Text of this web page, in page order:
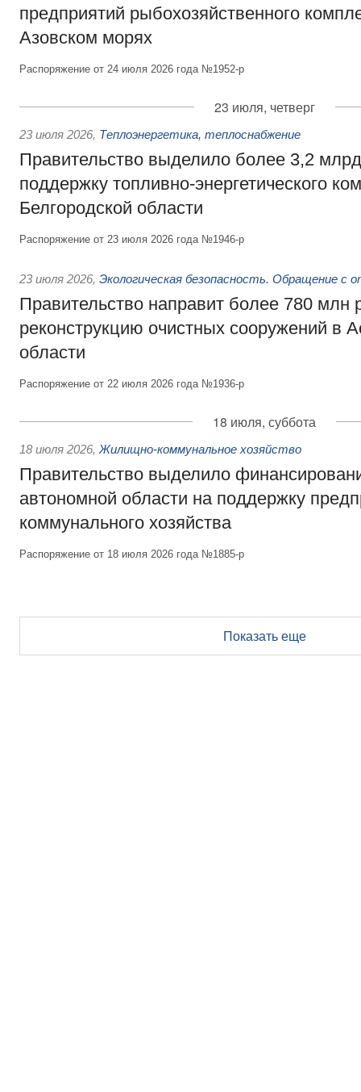
предприятий рыбохозяйственного
Азовском морях
Распоряжение от 24 июля 2026 года №1952-р
23 июля, четверг
23 июля 2026, Теплоэнергетика, теплоснабжение
Правительство выделило более 3,2
поддержку топливно-энергетического
Белгородской области
Распоряжение от 23 июля 2026 года №1946-р
23 июля 2026, Экологическая безопасность. Обращение с
Правительство направит более 780 млн
реконструкцию очистных сооружений в
области
Распоряжение от 22 июля 2026 года №1936-р
18 июля, суббота
18 июля 2026, Жилищно-коммунальное хозяйство
Правительство выделило
автономной области на поддержку
коммунального хозяйства
Распоряжение от 18 июля 2026 года №1885-р
Показать еще